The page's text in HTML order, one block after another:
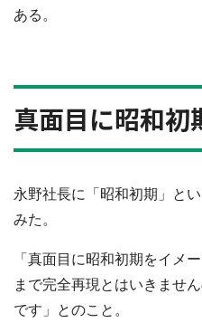
ある。
真面目に昭和初
永野社長に「昭和初期」と
みた。
「真面目に昭和初期をイメ
まで完全再現とはいきませ
です」とのこと。